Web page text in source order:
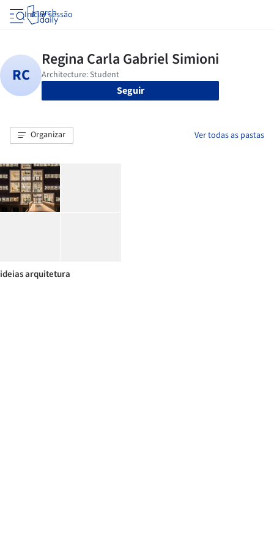
Iniciar sessão
Seguir
Organizar Ver todas as pastas
ideias arquitetura